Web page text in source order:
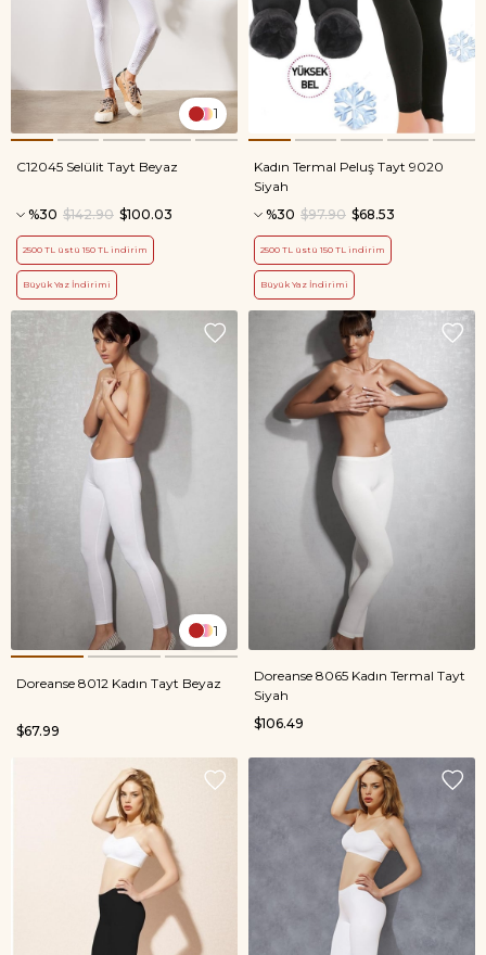
1
C12045 Selülit Tayt Beyaz
%30 $100.03
$142.90
2500 TL üstü 150 TL indirim
Büyük Yaz İndirimi
Kadın Termal Peluş Tayt 9020
Siyah
%30
$68.53
$97.90
2500 TL üstü 150 TL indirim
Büyük Yaz İndirimi
1
Doreanse 8012 Kadın Tayt Beyaz
$67.99
Doreanse 8065 Kadın Termal Tayt
Siyah
$106.49